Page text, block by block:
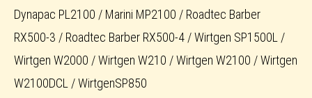
Dynapac PL2100 / Marini MP2100 / Roadtec Barber
RX500-3 / Roadtec Barber RX500-4 / Wirtgen SP1500L /
Wirtgen W2000 / Wirtgen W210 / Wirtgen W2100 / Wirtgen
W2100DCL / WirtgenSP850